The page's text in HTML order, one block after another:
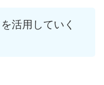
活用していく